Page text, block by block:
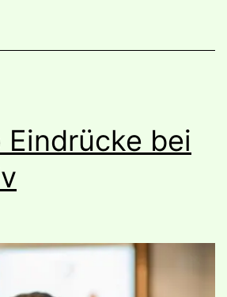
Eindrücke bei